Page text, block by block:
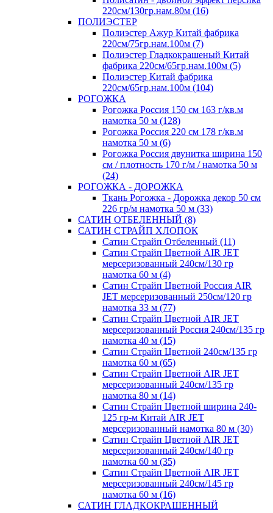
220см/130гр.нам.80м (16)
ПОЛИЭСТЕР
Полиэстер Ажур Китай фабрика
220см/75гр.нам.100м (7)
Полиэстер Гладкокрашеный Китай
фабрика 220см/65гр.нам.100м (5)
Полиэстер Китай фабрика
220см/65гр.нам.100м (104)
РОГОЖКА
Рогожка Россия 150 см 163 г/кв.м
намотка 50 м (128)
Рогожка Россия 220 см 178 г/кв.м
намотка 50 м (6)
Рогожка Россия двунитка ширина 150
см / плотность 170 г/м / намотка 50 м
(24)
РОГОЖКА - ДОРОЖКА
Ткань Рогожка - Дорожка декор 50 см
226 гр/м намотка 50 м (33)
САТИН ОТБЕЛЕННЫЙ (8)
САТИН СТРАЙП ХЛОПОК
Сатин Страйп Отбеленный (11)
Сатин Страйп Цветной AIR JET
мерсеризованный 240см/130 гр
намотка 60 м (4)
Сатин Страйп Цветной Россия AIR
JET мерсеризованный 250см/120 гр
намотка 33 м (77)
Сатин Страйп Цветной AIR JET
мерсеризованный Россия 240см/135 гр
намотка 40 м (15)
Сатин Страйп Цветной 240см/135 гр
намотка 60 м (65)
Сатин Страйп Цветной AIR JET
мерсеризованный 240см/135 гр
намотка 80 м (14)
Сатин Страйп Цветной ширина 240-
125 гр-м Китай AIR JET
мерсеризованный намотка 80 м (30)
Сатин Страйп Цветной AIR JET
мерсеризованный 240см/140 гр
намотка 60 м (35)
Сатин Страйп Цветной AIR JET
мерсеризованный 240см/145 гр
намотка 60 м (16)
САТИН ГЛАДКОКРАШЕННЫЙ